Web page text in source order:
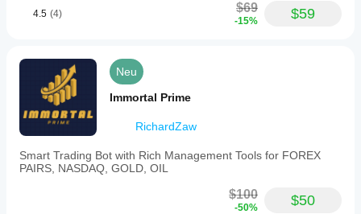
4.5 (4) $69
-15% $59
Neu
Immortal Prime
RichardZaw
Smart Trading Bot with Rich Management Tools for FOREX
PAIRS, NASDAQ, GOLD, OIL
$100
-50% $50